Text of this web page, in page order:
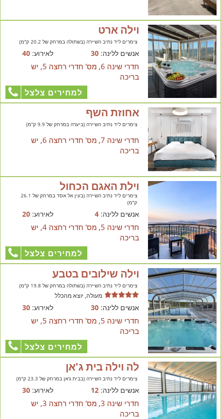
וילה ארט
צימרים ליד נתיב השיירה (בשתולה במרחק של 20.2 ק"מ)
אנשים ללינה:30 לאירוע:40
חדרי שינה 6, מס' חדרי רחצה 5, יש
בריכה
למחירים צלצל
אחוזת השף
צימרים ליד נתיב השיירה (ביערה במרחק של 9.9 ק"מ)
חדרי שינה 7, מס' חדרי רחצה 6, יש
בריכה
וילת האגם הכחול
צימרים ליד נתיב השיירה (בעין אל אסד במרחק של 26.1
ק"מ)
אנשים ללינה:4 לאירוע:20
חדרי שינה 5, מס' חדרי רחצה 4, יש
בריכה
למחירים צלצל
וילה שילובים בטבע
צימרים ליד נתיב השיירה (בשתולה במרחק של 19.8 ק"מ)
מעולה, יוצא מהכלל
אנשים ללינה:30 לאירוע:30
חדרי שינה 5, מס' חדרי רחצה 5, יש
בריכה
למחירים צלצל
לה וילה בית ג'אן
צימרים ליד נתיב השיירה (בבית ג'אן במרחק של 23.3 ק"מ)
אנשים ללינה:12 לאירוע:30
חדרי שינה 3, מס' חדרי רחצה 3, יש
בריכה